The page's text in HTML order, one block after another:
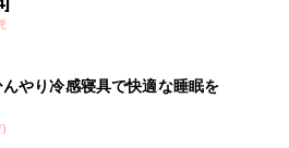
と
います。
んやり冷感寝具で快適な睡眠を